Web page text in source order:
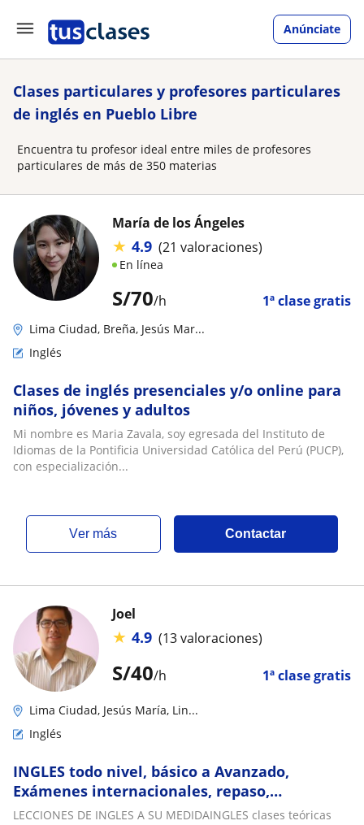
Anúnciate
Clases particulares y profesores particulares
de inglés en Pueblo Libre
Encuentra tu profesor ideal entre miles de profesores
particulares de más de 350 materias
S/70/h 1ª clase gratis
María de los Ángeles
★ 4.9 (21 valoraciones)
En línea
Lima Ciudad, Breña, Jesús Mar...
Inglés
Clases de inglés presenciales y/o online para
niños, jóvenes y adultos
Mi nombre es Maria Zavala, soy egresada del Instituto de
Idiomas de la Pontificia Universidad Católica del Perú (PUCP),
con especialización...
ver más Contactar
S/40/h 1ª clase gratis
Joel
★ 4.9 (13 valoraciones)
Lima Ciudad, Jesús María, Lin...
Inglés
INGLES todo nivel, básico a Avanzado,
Exámenes internacionales, repaso,
conversación, amplia experiencia y
LECCIONES DE INGLES A SU MEDIDAINGLES clases teóricas